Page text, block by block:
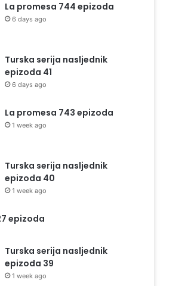
La promesa 744 epizoda
6 days ago
Turska serija nasljednik
epizoda 41
6 days ago
La promesa 743 epizoda
1 week ago
Turska serija nasljednik
epizoda 40
1 week ago
epizoda
Turska serija nasljednik
epizoda 39
1 week ago